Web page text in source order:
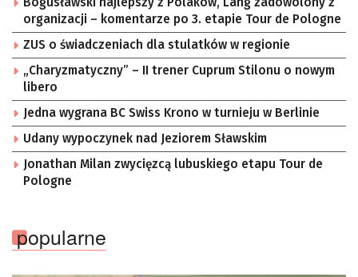
organizacji – komentarze po 3. etapie Tour de Pologne
ZUS o świadczeniach dla stulatków w regionie
„Charyzmatyczny” – II trener Cuprum Stilonu o nowym
libero
Jedna wygrana BC Swiss Krono w turnieju w Berlinie
Udany wypoczynek nad Jeziorem Sławskim
Jonathan Milan zwycięzcą lubuskiego etapu Tour de
Pologne
popularne